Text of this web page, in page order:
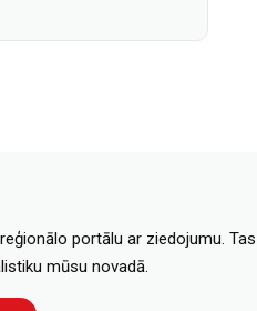
portālu ar ziedojumu. Tas
mūsu novadā.